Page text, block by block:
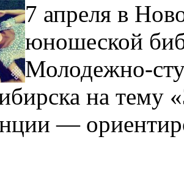
7 апреля в
юношеской
Молодежно-
на тему
—